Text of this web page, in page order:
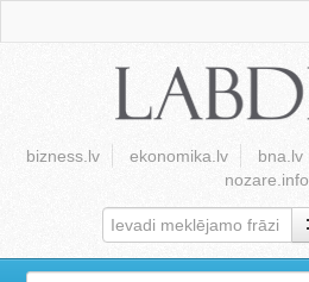
bizness.lv ekonomika.lv bna.lv
nozare.info